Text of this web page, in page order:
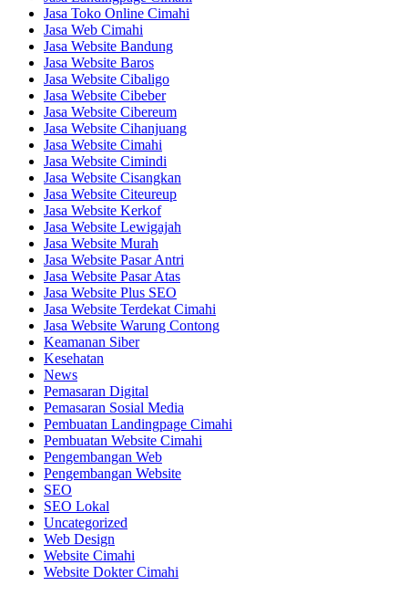
Jasa Toko Online Cimahi
Jasa Web Cimahi
Jasa Website Bandung
Jasa Website Baros
Jasa Website Cibaligo
Jasa Website Cibeber
Jasa Website Cibereum
Jasa Website Cihanjuang
Jasa Website Cimahi
Jasa Website Cimindi
Jasa Website Cisangkan
Jasa Website Citeureup
Jasa Website Kerkof
Jasa Website Lewigajah
Jasa Website Murah
Jasa Website Pasar Antri
Jasa Website Pasar Atas
Jasa Website Plus SEO
Jasa Website Terdekat Cimahi
Jasa Website Warung Contong
Keamanan Siber
Kesehatan
News
Pemasaran Digital
Pemasaran Sosial Media
Pembuatan Landingpage Cimahi
Pembuatan Website Cimahi
Pengembangan Web
Pengembangan Website
SEO
SEO Lokal
Uncategorized
Web Design
Website Cimahi
Website Dokter Cimahi